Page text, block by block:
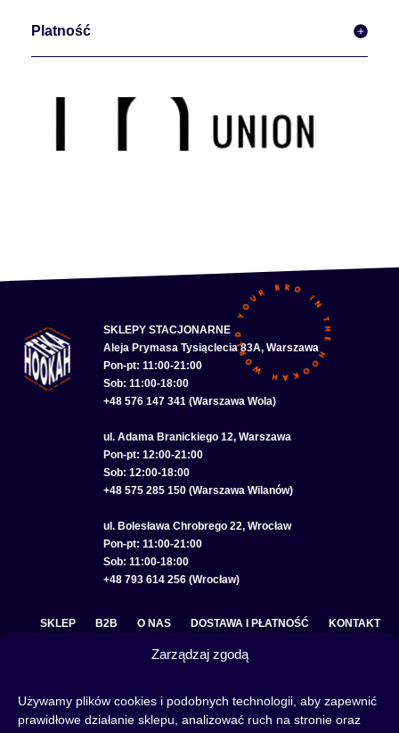
Zarządzaj zgodą
Używamy plików cookies i podobnych technologii, aby zapewnić
prawidłowe działanie sklepu, analizować ruch na stronie oraz
Platność
SKLEPY STACJONARNE
Aleja Prymasa Tysiąclecia 83A, Warszawa
Pon-pt: 11:00-21:00
Sob: 11:00-18:00
+48 576 147 341 (Warszawa Wola)
ul. Adama Branickiego 12, Warszawa
Pon-pt: 12:00-21:00
Sob: 12:00-18:00
+48 575 285 150 (Warszawa Wilanów)
ul. Bolesława Chrobrego 22, Wrocław
Pon-pt: 11:00-21:00
Sob: 11:00-18:00
+48 793 614 256 (Wrocław)
SKLEP B2B O NAS DOSTAWA I PŁATNOŚĆ KONTAKT
POLITYKA PRYWATNOŚCI